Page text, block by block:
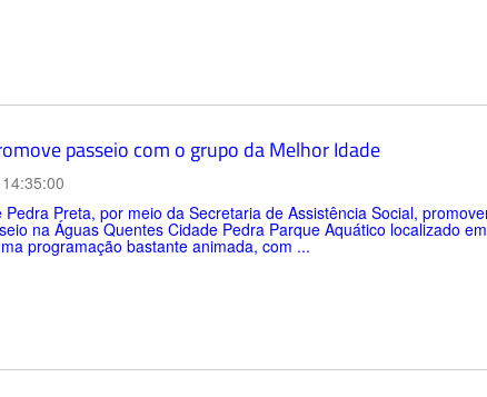
passeio com o grupo da Melhor Idade
Pedra Preta, por meio da Secretaria de Assistência Social,
na Águas Quentes Cidade Pedra Parque Aquático localizado
programação bastante animada, com ...